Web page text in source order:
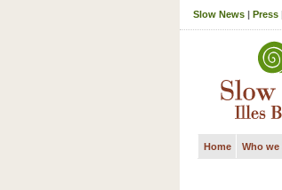
Slow News | Press
Home Who we